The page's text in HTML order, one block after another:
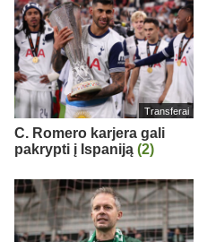
Transferai
C. Romero karjera gali
pakrypti į Ispaniją (2)